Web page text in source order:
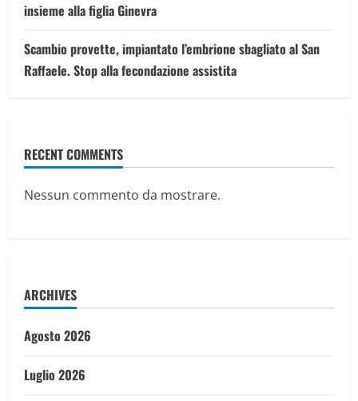
insieme alla figlia Ginevra
Scambio provette, impiantato l’embrione sbagliato al San
Raffaele. Stop alla fecondazione assistita
RECENT COMMENTS
Nessun commento da mostrare.
ARCHIVES
Agosto 2026
Luglio 2026